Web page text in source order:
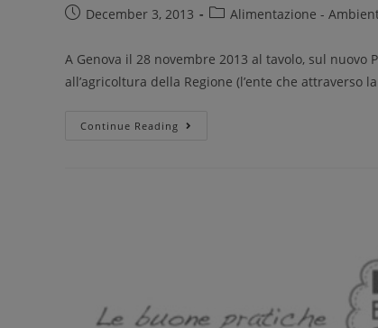
December 3, 2013 Alimentazione -
A Genova il 28 novembre 2013 al tavolo, sul nuovo
all’agricoltura della Regione (l’ente che attraverso
Continue Reading